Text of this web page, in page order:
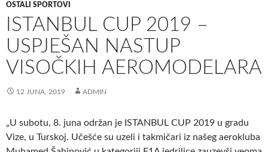
OSTALI SPORTOVI
ISTANBUL CUP 2019 –
USPJEŠAN NASTUP
VISOČKIH AEROMODELARA
12 JUNA, 2019 ADMIN
„U subotu, 8. juna održan je ISTANBUL CUP 2019 u gradu
Vize, u Turskoj. Učešće su uzeli i takmičari iz našeg aerokluba